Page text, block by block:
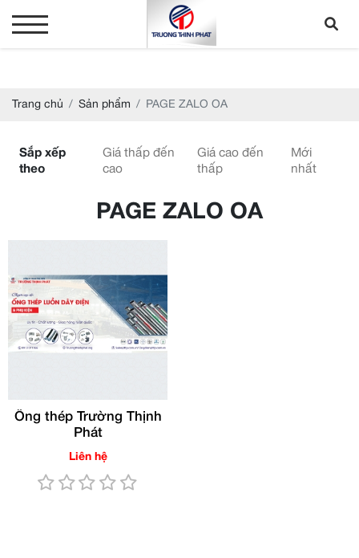
Trang chủ Sản phẩm PAGE ZALO OA
Sắp xếp
theo
Giá thấp đến
cao
Giá cao đến
thấp
Mới
nhất
PAGE ZALO OA
Ống thép Trường Thịnh
Phát
Liên hệ